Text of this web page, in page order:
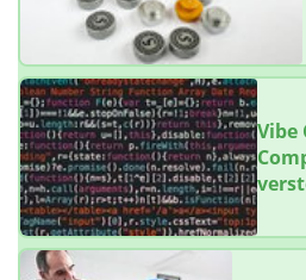
Vibe